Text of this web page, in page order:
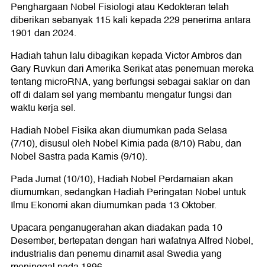
Penghargaan Nobel Fisiologi atau Kedokteran telah
diberikan sebanyak 115 kali kepada 229 penerima antara
1901 dan 2024.
Hadiah tahun lalu dibagikan kepada Victor Ambros dan
Gary Ruvkun dari Amerika Serikat atas penemuan mereka
tentang microRNA, yang berfungsi sebagai saklar on dan
off di dalam sel yang membantu mengatur fungsi dan
waktu kerja sel.
Hadiah Nobel Fisika akan diumumkan pada Selasa
(7/10), disusul oleh Nobel Kimia pada (8/10) Rabu, dan
Nobel Sastra pada Kamis (9/10).
Pada Jumat (10/10), Hadiah Nobel Perdamaian akan
diumumkan, sedangkan Hadiah Peringatan Nobel untuk
Ilmu Ekonomi akan diumumkan pada 13 Oktober.
Upacara penganugerahan akan diadakan pada 10
Desember, bertepatan dengan hari wafatnya Alfred Nobel,
industrialis dan penemu dinamit asal Swedia yang